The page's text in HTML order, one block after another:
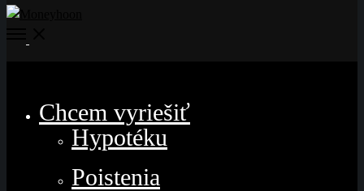
Chcem vyriešiť
Hypotéku
Poistenia